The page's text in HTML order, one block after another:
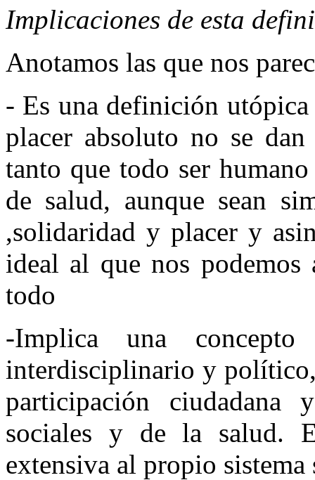
Implicaciones de esta
Anotamos las que nos
- Es una definición
placer absoluto no se
tanto que todo ser
de salud, aunque sean
,solidaridad y placer y
ideal al que nos podemos
todo
-Implica una
interdisciplinario y
participación ciudadana
sociales y de la salud.
extensiva al propio sistema